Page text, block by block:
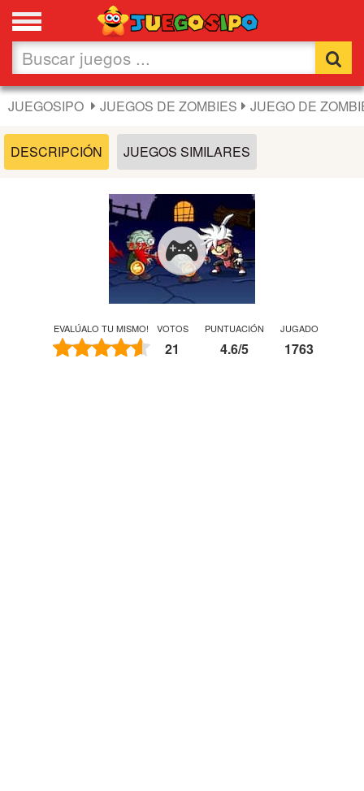
Favoritos
Nuevos
Flash
Acción
Chicas
Fútbol
JUEGOSIPO JUEGOS DE ZOMBIES JUEGO DE
DESCRIPCIÓN JUEGOS SIMILARES
EVALÚALO TU MISMO! VOTOS
21
PUNTUACIÓN
4.6/5
JUGADO
1763